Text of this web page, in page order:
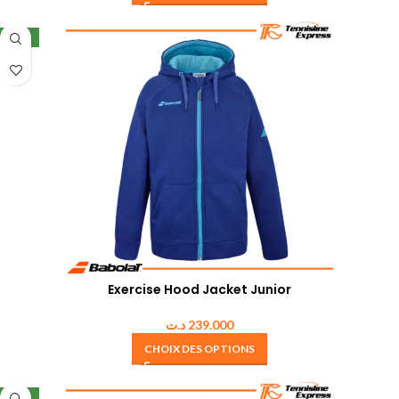
NEW
Exercise Hood Jacket Junior
239.000 د.ت
CHOIX DES OPTIONS